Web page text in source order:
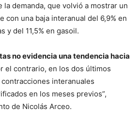
la demanda, que volvió a mostrar un
con una baja interanual del 6,9% en
y del 11,5% en gasoil.
no evidencia una tendencia hacia
el contrario, en los dos últimos
interanuales
en los meses previos”,
de Nicolás Arceo.